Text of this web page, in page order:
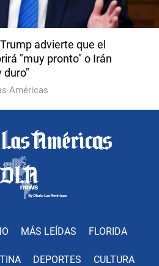
Trump advierte que el
"muy pronto" o Irán
duro"
Américas
MÁS LEÍDAS FLORIDA
DEPORTES CULTURA